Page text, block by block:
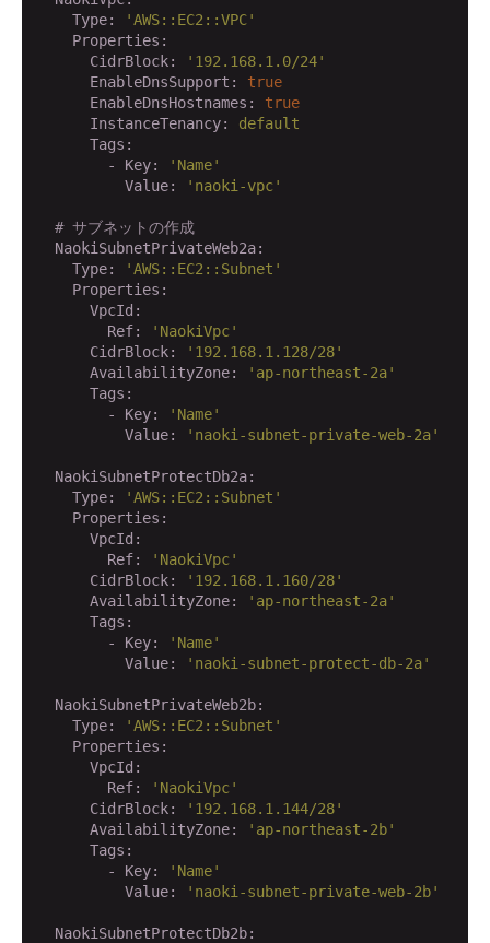
    Type:
'AWS::EC2::VPC'
    Properties:
      CidrBlock:
'192.168.1.0/24'
      EnableDnsSupport:
true
      EnableDnsHostnames:
true
      InstanceTenancy:
default
      Tags:
        - Key:
'Name'
          Value:
'naoki-vpc'
# サブネットの作成
  NaokiSubnetPrivateWeb2a:
    Type:
'AWS::EC2::Subnet'
    Properties:
      VpcId:
        Ref:
'NaokiVpc'
      CidrBlock:
'192.168.1.128/28'
      AvailabilityZone:
'ap-northeast-2a'
      Tags:
        - Key:
'Name'
          Value:
'naoki-subnet-private-web-2a'
  NaokiSubnetProtectDb2a:
    Type:
'AWS::EC2::Subnet'
    Properties:
      VpcId:
        Ref:
'NaokiVpc'
      CidrBlock:
'192.168.1.160/28'
      AvailabilityZone:
'ap-northeast-2a'
      Tags:
        - Key:
'Name'
          Value:
'naoki-subnet-protect-db-2a'
  NaokiSubnetPrivateWeb2b:
    Type:
'AWS::EC2::Subnet'
    Properties:
      VpcId:
        Ref:
'NaokiVpc'
      CidrBlock:
'192.168.1.144/28'
      AvailabilityZone:
'ap-northeast-2b'
      Tags:
        - Key:
'Name'
          Value:
'naoki-subnet-private-web-2b'
  NaokiSubnetProtectDb2b: